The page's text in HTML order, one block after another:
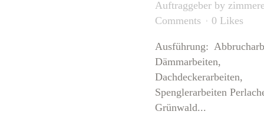
Auftraggeber by
Comments
0 Likes
Ausführung:
Dämmarbeiten,
Dachdeckerarbeiten,
Spenglerarbeiten
Grünwald...